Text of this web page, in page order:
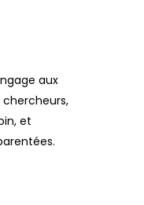
aux
et